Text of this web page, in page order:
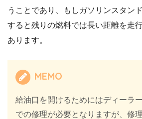
うことであり、もしガソリンスタン
すると残りの燃料では長い距離を走
あります。
MEMO
給油口を開けるためにはディーラ
での修理が必要となりますが、修